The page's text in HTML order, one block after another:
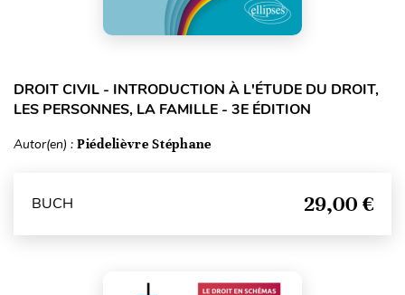
DROIT CIVIL - INTRODUCTION À L'ÉTUDE DU DROIT,
LES PERSONNES, LA FAMILLE - 3E ÉDITION
Autor(en) : Piédelièvre Stéphane
BUCH 29,00 €